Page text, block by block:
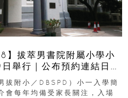
】拔萃男書院附屬小學小
舉行｜公布預約連結日期
拔附小／DBSPD）小一入學簡
會每年均備受家長關注，入場